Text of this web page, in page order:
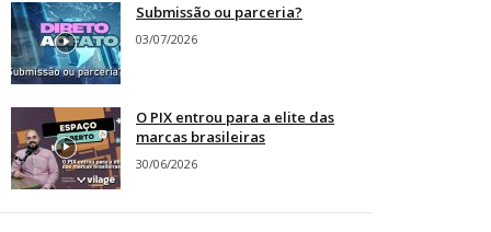
Submissão ou parceria?
03/07/2026
O PIX entrou para a elite das
marcas brasileiras
30/06/2026